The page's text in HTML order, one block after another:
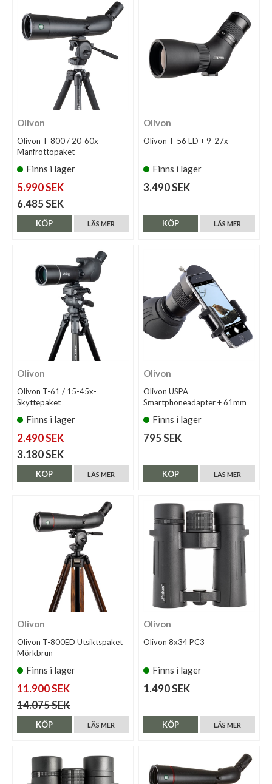
Olivon
Olivon T-800 / 20-60x -
Manfrottopaket
Finns i lager
5.990 SEK
6.485 SEK
LÄS MER
KÖP
Olivon
Olivon T-56 ED + 9-27x
Finns i lager
3.490 SEK
LÄS MER
KÖP
Olivon
Olivon T-61 / 15-45x-
Skyttepaket
Finns i lager
2.490 SEK
3.180 SEK
LÄS MER
KÖP
Olivon
Olivon USPA
Smartphoneadapter + 61mm
Finns i lager
795 SEK
LÄS MER
KÖP
Olivon
Olivon T-800ED Utsiktspaket
Mörkbrun
Finns i lager
11.900 SEK
14.075 SEK
LÄS MER
KÖP
Olivon
Olivon 8x34 PC3
Finns i lager
1.490 SEK
LÄS MER
KÖP